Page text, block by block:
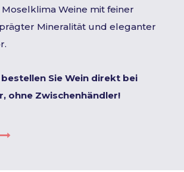
Weine mit feiner
Mineralität und eleganter
bestellen Sie Wein direkt bei
ohne Zwischenhändler!